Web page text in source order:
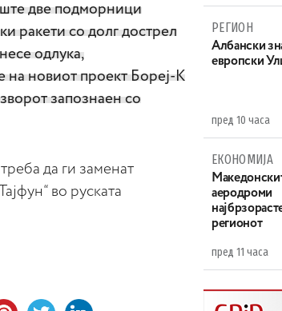
две подморници
ракети со долг дострел
одлука,
на новиот проект Бореј-К
запознаен со
да ги заменат
во руската
РЕГИОН
Aлбански
европски
пред 10 часа
ЕКОНОМИЈА
аеродроми
регионот
пред 11 часа